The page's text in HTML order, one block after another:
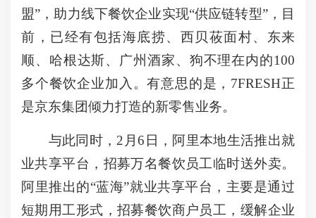
盟”，助力线下餐饮企业实现“供应链转型”，目
前，已经有包括海底捞、西贝莜面村、东来
顺、哈根达斯、广州酒家、狗不理在内的100
多个餐饮企业加入。有意思的是，7FRESH正
是京东集团倾力打造的新零售业务。
与此同时，2月6日，阿里本地生活推出就
业共享平台，招募万名餐饮员工临时送外卖。
阿里推出的“蓝海”就业共享平台，主要是通过
短期用工形式，招募餐饮商户员工，缓解企业